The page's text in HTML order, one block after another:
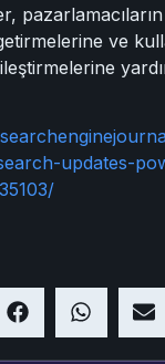
ve
updates-